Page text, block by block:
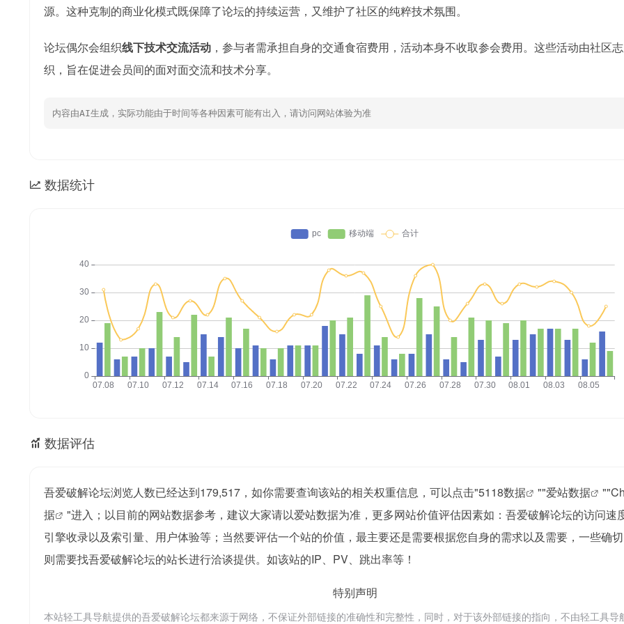
源。这种克制的商业化模式既保障了论坛的持续运营，又维护了社区的纯粹技术氛围。
论坛偶尔会组织线下技术交流活动 ，参与者需承担自身的交通食宿费用，活动本身不收取参会费用。这些活动由社区
织，旨在促进会员间的面对面交流和技术分享。
内容由AI生成，实际功能由于时间等各种因素可能有出入，请访问网站体验为准
数据统计
数据评估
吾爱破解论坛浏览人数已经达到179,517，如你需要查询该站的相关权重信息，可以点击"5118数据 ""爱站数据 ""
据
"进入；以目前的网站数据参考，建议大家请以爱站数据为准，更多网站价值评估因素如：吾爱破解论坛的访问速
引擎收录以及索引量、用户体验等；当然要评估一个站的价值，最主要还是需要根据您自身的需求以及需要，一些确
则需要找吾爱破解论坛的站长进行洽谈提供。如该站的IP、PV、跳出率等！
特别声明
本站轻工具导航提供的吾爱破解论坛都来源于网络，不保证外部链接的准确性和完整性，同时，对于该外部链接的指向，不由轻工具导